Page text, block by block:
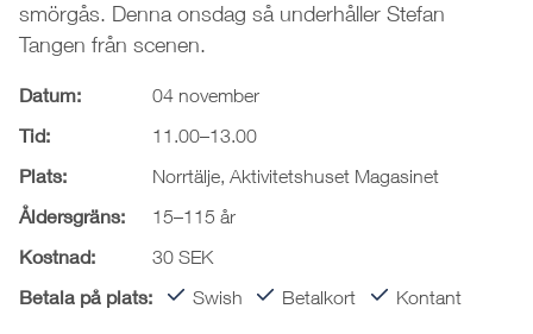
smörgås. Denna onsdag så underhåller Stefan
Tangen från scenen.
Datum: 04 november
Tid: 11.00–13.00
Plats: Norrtälje, Aktivitetshuset Magasinet
Åldersgräns: 15–115 år
Kostnad: 30 SEK
Betala på plats: Swish Betalkort Kontant